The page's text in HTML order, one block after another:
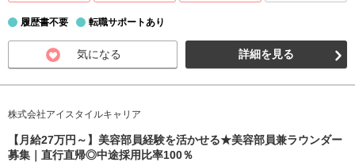
履歴書不要 転職サポートあり
気になる 詳細を見る
株式会社アイスタイルキャリア
【月給27万円～】美容部員経験を活かせる★美容部員兼ラウンダー
募集｜直行直帰◎中途採用比率100％